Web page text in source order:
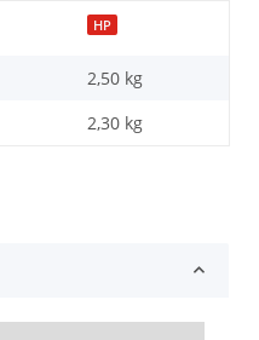
HP
2,50 kg
2,30 kg